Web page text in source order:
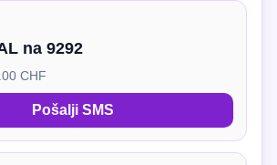
na 9292
CHF
Pošalji SMS